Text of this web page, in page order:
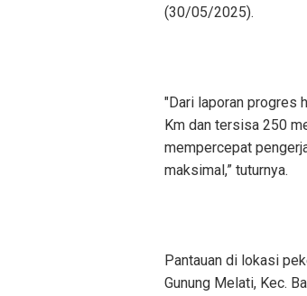
(30/05/2025).
"Dari laporan progres
Km dan tersisa 250
mempercepat
maksimal,” tuturnya.
Pantauan di lokasi
Gunung Melati, Kec.